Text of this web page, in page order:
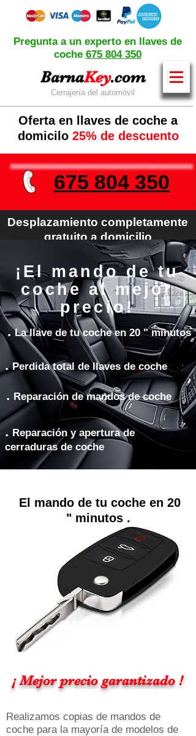
BarnaKey.com
Cerrajería del automóvil
Oferta en llaves de coche a
domicilo 25% de descuento
675 804 350
Desplazamiento completamente
gratuito a domicilio
Pregunta a un experto en llaves de
coche 675 804 350
¡El mando de tu
coche al mejor
precio!
.La llave de tu coche en 20 " minutos
.Perdida total de llaves de coche
. Reparación de mandos de coche
. Reparación y apertura de
cerraduras de coche
El mando de tu coche en 20
" minutos .
¡ Mejor precio garantizado !
Realizamos copias de mandos de
coche para la mayoría de modelos de